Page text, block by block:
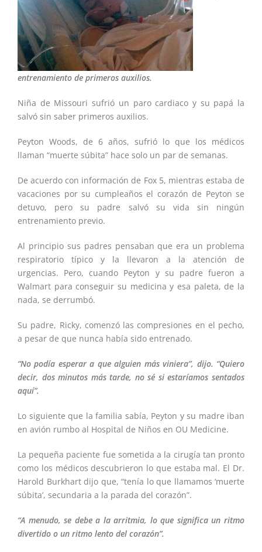
entrenamiento de primeros auxilios.
Niña de Missouri sufrió un paro cardiaco y su papá la
salvó sin saber primeros auxilios.
Peyton Woods, de 6 años, sufrió lo que los médicos
llaman “muerte súbita” hace solo un par de semanas.
De acuerdo con información de Fox 5, mientras estaba de
vacaciones por su cumpleaños el corazón de Peyton se
detuvo, pero su padre salvó su vida sin ningún
entrenamiento previo.
Al principio sus padres pensaban que era un problema
respiratorio típico y la llevaron a la atención de
urgencias. Pero, cuando Peyton y su padre fueron a
Walmart para conseguir su medicina y esa paleta, de la
nada, se derrumbó.
Su padre, Ricky, comenzó las compresiones en el pecho,
a pesar de que nunca había sido entrenado.
“No podía esperar a que alguien más viniera”, dijo. “Quiero
decir, dos minutos más tarde, no sé si estaríamos sentados
aquí”.
Lo siguiente que la familia sabía, Peyton y su madre iban
en avión rumbo al Hospital de Niños en OU Medicine.
La pequeña paciente fue sometida a la cirugía tan pronto
como los médicos descubrieron lo que estaba mal. El Dr.
Harold Burkhart dijo que, “tenía lo que llamamos ‘muerte
súbita’, secundaria a la parada del corazón”.
“A menudo, se debe a la arritmia, lo que significa un ritmo
divertido o un ritmo lento del corazón”.